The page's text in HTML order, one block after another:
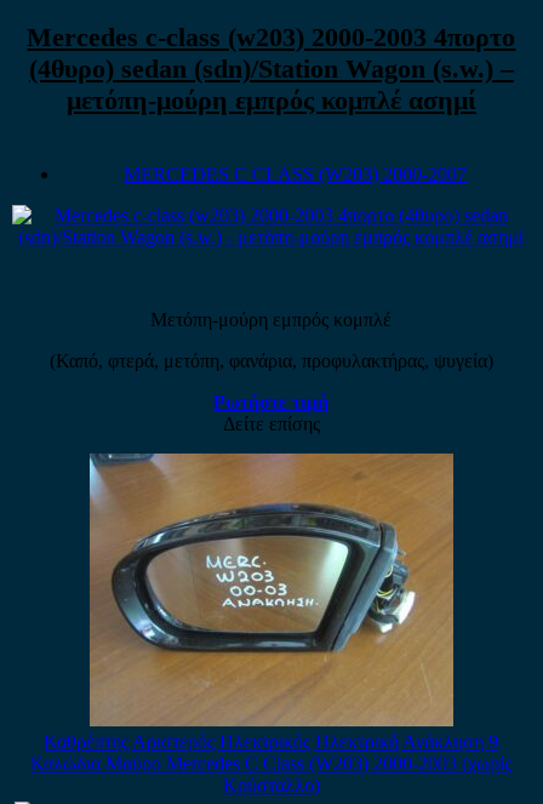
Mercedes c-class (w203) 2000-2003 4πορτο
(4θυρο) sedan (sdn)/Station Wagon (s.w.) –
μετόπη-μούρη εμπρός κομπλέ ασημί
MERCEDES C CLASS (W203) 2000-2007
Μετόπη-μούρη εμπρός κομπλέ
(Καπό, φτερά, μετόπη, φανάρια, προφυλακτήρας, ψυγεία)
Ρωτήστε τιμή
Δείτε επίσης
Καθρέπτης Αριστερός Ηλεκτρικός Ηλεκτρική Ανάκληση 9
Καλώδια Μαύρο Mercedes C Class (W203) 2000-2003 (χωρίς
Κρύσταλλο)